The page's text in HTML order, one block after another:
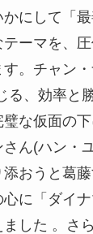
にして「
テーマを、
。チャン
る、効率と
な仮面の下
ん(ハン・
おうと葛
に「ダイ
した 。さ